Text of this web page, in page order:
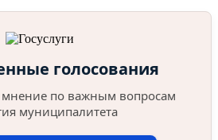
голосования
мнение по важным вопросам
муниципалитета